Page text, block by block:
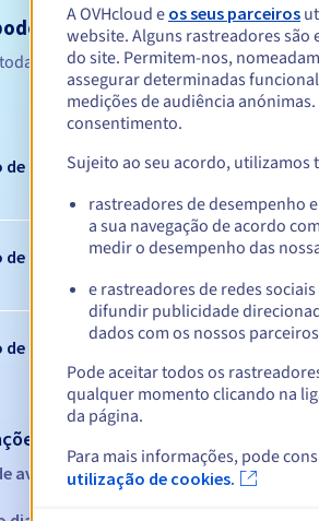
registar um .com.pa?
as pessoas singulares ou coletivas,
Regras
de registo
de renovação
redenção
automáticas:
aviso: 60, 30, 15, 7 e 3 dias antes da data
A OVHcloud e os seus parceiros
website. Alguns rastreadores
do site. Permitem-nos,
assegurar determinadas
medições de audiência
consentimento.
Sujeito ao seu acordo, utilizamos
rastreadores de desempenho
a sua navegação de acordo
medir o desempenho das
e rastreadores de redes
difundir publicidade
dados com os nossos
Pode aceitar todos os
qualquer momento clicando na
da página.
Para mais informações, pode
utilização de cookies.